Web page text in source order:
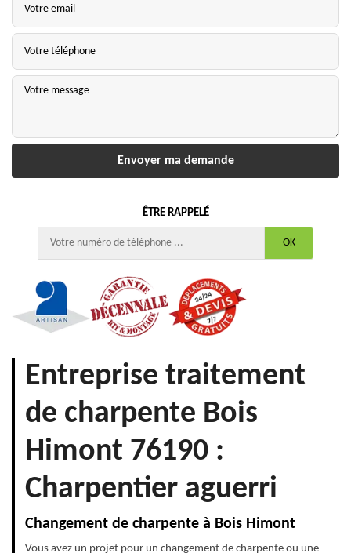
ÊTRE RAPPELÉ
Entreprise traitement
de charpente Bois
Himont 76190 :
Charpentier aguerri
Changement de charpente à Bois Himont
Vous avez un projet pour un changement de charpente ou une